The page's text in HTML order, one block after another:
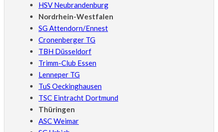
HSV Neubrandenburg
Nordrhein-Westfalen
SG Attendorn/Ennest
Cronenberger TG
TBH Düsseldorf
Trimm-Club Essen
Lenneper TG
TuS Oeckinghausen
TSC Eintracht Dortmund
Thüringen
ASC Weimar